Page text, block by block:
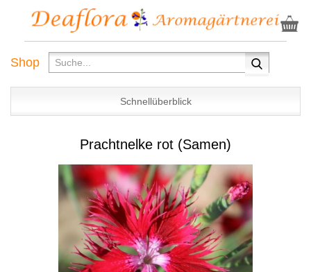
Shop
Schnellüberblick
Prachtnelke rot (Samen)